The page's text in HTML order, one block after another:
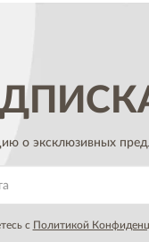
о эксклюзивных
с Политикой